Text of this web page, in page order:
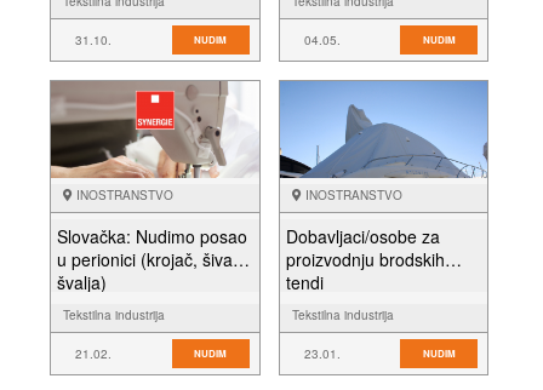
31.10. NUDIM 04.05. NUDIM
INOSTRANSTVO
Slovačka: Nudimo posao
u perionici (krojač, šivač,
švalja)
Tekstilna industrija
21.02. NUDIM
INOSTRANSTVO
Dobavljaci/osobe za
proizvodnju brodskih
tendi
Tekstilna industrija
23.01. NUDIM